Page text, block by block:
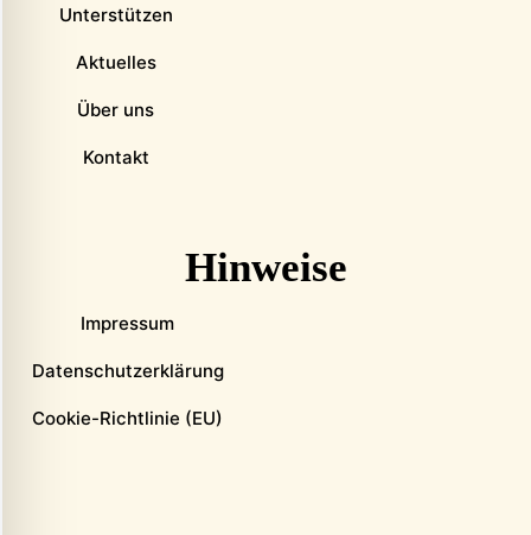
Unterstützen
Aktuelles
Über uns
Kontakt
Hinweise
Impressum
Datenschutzerklärung
Cookie-Richtlinie (EU)